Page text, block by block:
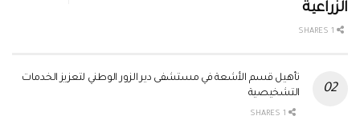
الزراعية
تأهيل قسم الأشعة في مستشفى دير الزور الوطني لتعزيز الخدمات
التشخيصية